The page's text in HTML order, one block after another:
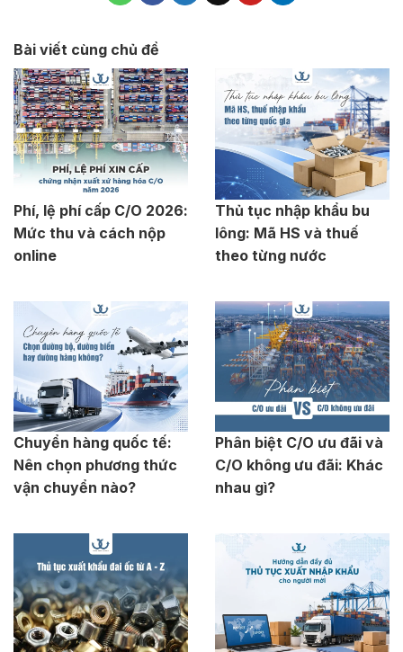
Bài viết cùng chủ đề
Phí, lệ phí cấp C/O 2026:
Mức thu và cách nộp
online
Thủ tục nhập khẩu bu
lông: Mã HS và thuế
theo từng nước
Chuyển hàng quốc tế:
Nên chọn phương thức
vận chuyển nào?
Phân biệt C/O ưu đãi và
C/O không ưu đãi: Khác
nhau gì?